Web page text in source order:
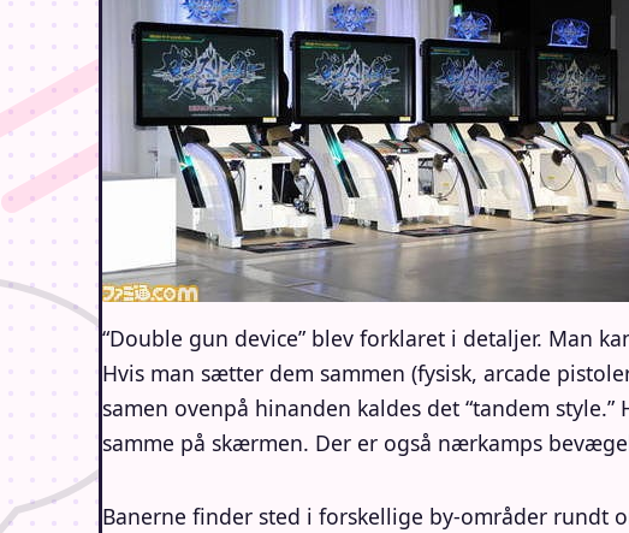
“Double gun device” blev forklaret i detaljer. Man
Hvis man sætter dem sammen (fysisk, arcade
samen ovenpå hinanden kaldes det “tandem
samme på skærmen. Der er også nærkamps
Banerne finder sted i forskellige by-områder rundt